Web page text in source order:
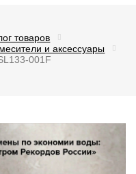
товаров
и аксессуары
001F